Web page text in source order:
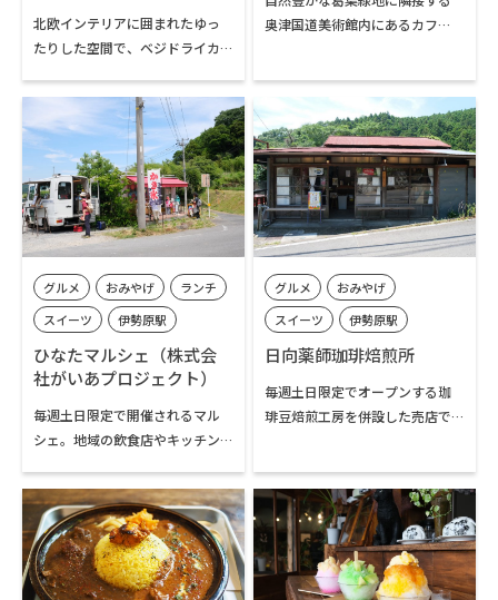
北欧インテリアに囲まれたゆっ
たりした空間で、ベジドライカ
を使ったカフェメニューを楽し
めます。マフィンなどの焼菓子、
ドリンク類も充実。ほとんどの
メニューがテイクアウトできま
す。
奥津国道美術館内にあるカフ
した空間で食事や会話を楽しむ
ことができます。旬の食材を使っ
た色彩豊かなプレートランチが
人気。シフォンケーキやワッフ
ルなど自家製スイーツも評判の
お店です。
グルメ おみやげ
ランチ
スイーツ
伊勢原駅
伊勢原市内
ひなたマルシェ（株式会
社がいあプロジェクト）
毎週土日限定で開催されるマル
シェ。地域の飲食店やキッチン
い料理やお菓子を販売。日向土
産にもぴったりの、自家製「や
ぎさん最中」や伊勢原市公式キ
ャラクターを模した「クルリン
焼き」も購入することができま
グルメ
おみやげ
スイーツ
伊勢原駅
伊勢原市内
日向薬師珈琲焙煎所
毎週土日限定でオープンする珈
琲豆焙煎工房を併設した売店で
ともできます。他に自家製「やぎ
さん最中」をはじめ、ヘルシー
なSOYジェラートやドリンク類、
地域の作家さんが描かれた絵葉
書などのグッズ、古道具や古本